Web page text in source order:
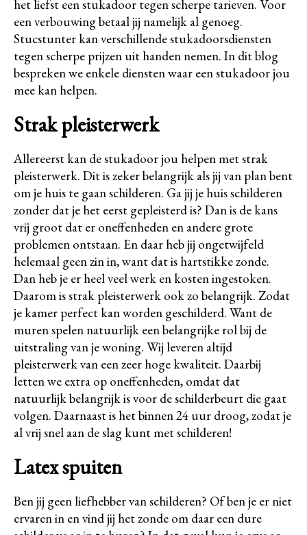
het liefst een stukadoor tegen scherpe tarieven. Voor
een verbouwing betaal jij namelijk al genoeg.
Stucstunter kan verschillende stukadoorsdiensten
tegen scherpe prijzen uit handen nemen. In dit blog
bespreken we enkele diensten waar een stukadoor jou
mee kan helpen.
Strak pleisterwerk
Allereerst kan de stukadoor jou helpen met strak
pleisterwerk. Dit is zeker belangrijk als jij van plan bent
om je huis te gaan schilderen. Ga jij je huis schilderen
zonder dat je het eerst gepleisterd is? Dan is de kans
vrij groot dat er oneffenheden en andere grote
problemen ontstaan. En daar heb jij ongetwijfeld
helemaal geen zin in, want dat is hartstikke zonde.
Dan heb je er heel veel werk en kosten ingestoken.
Daarom is strak pleisterwerk ook zo belangrijk. Zodat
je kamer perfect kan worden geschilderd. Want de
muren spelen natuurlijk een belangrijke rol bij de
uitstraling van je woning. Wij leveren altijd
pleisterwerk van een zeer hoge kwaliteit. Daarbij
letten we extra op oneffenheden, omdat dat
natuurlijk belangrijk is voor de schilderbeurt die gaat
volgen. Daarnaast is het binnen 24 uur droog, zodat je
al vrij snel aan de slag kunt met schilderen!
Latex spuiten
Ben jij geen liefhebber van schilderen? Of ben je er niet
ervaren in en vind jij het zonde om daar een dure